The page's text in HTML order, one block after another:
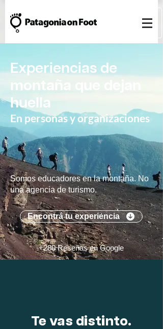
Experiencias de
montaña que dejan
huella
En personas y organizaciones
Somos educadores en la montaña. No
una agencia de turismo.
Encontrá tu experiencia
+280 Reseñas en Google
Te vas distinto.